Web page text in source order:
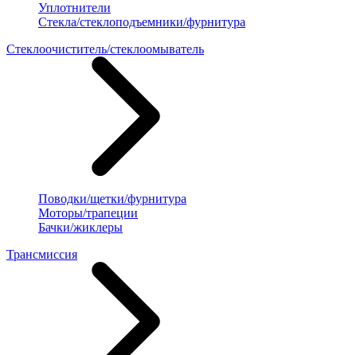
Уплотнители
Стекла/стеклоподъемники/фурнитура
Стеклоочиститель/стеклоомыватель
Поводки/щетки/фурнитура
Моторы/трапеции
Бачки/жиклеры
Трансмиссия